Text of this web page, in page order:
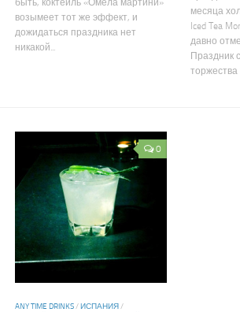
возымеет тот же эффект, и
дожидаться праздника нет
никакой...
месяца
Iced Tea
давно
Праздник
торжества
0
ANY TIME DRINKS/ИСПАНИЯ/